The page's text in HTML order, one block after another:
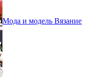
Мода и модель Вязание